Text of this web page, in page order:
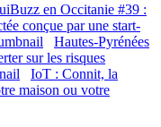
en Occitanie #39 :
conçue par une start-
Hautes-Pyrénées
sur les risques
IoT : Connit, la
maison ou votre